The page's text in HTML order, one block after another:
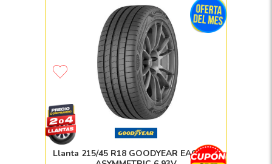
Llanta 215/45 R18 GOODYEAR EAGLE F1